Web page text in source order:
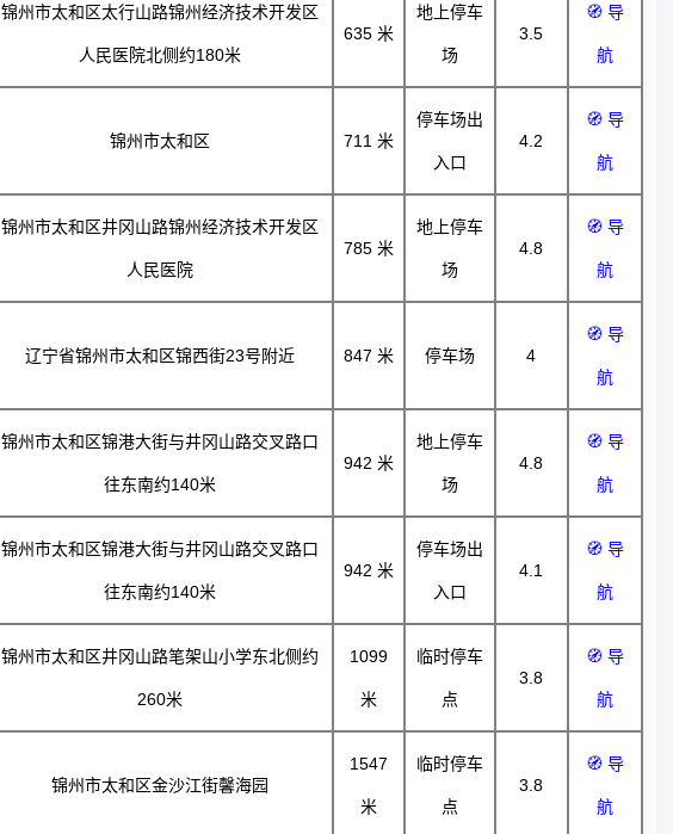
锦州市太和区太行山路锦州经济技术开发区
人民医院北侧约180米
635 米
地上停车
场
3.5
🧭 导
航
锦州市太和区 711 米
停车场出
入口
4.2
🧭 导
航
锦州市太和区井冈山路锦州经济技术开发区
人民医院
785 米
地上停车
场
4.8
🧭 导
航
辽宁省锦州市太和区锦西街23号附近 847 米 停车场 4
🧭 导
航
锦州市太和区锦港大街与井冈山路交叉路口
往东南约140米
942 米
地上停车
场
4.8
🧭 导
航
锦州市太和区锦港大街与井冈山路交叉路口
往东南约140米
942 米
停车场出
入口
4.1
🧭 导
航
锦州市太和区井冈山路笔架山小学东北侧约
260米
1099
米
临时停车
点
3.8
🧭 导
航
锦州市太和区金沙江街馨海园
1547
米
临时停车
点
3.8
🧭 导
航